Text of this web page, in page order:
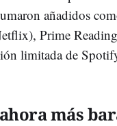
añadidos
Prime
limitada de
más